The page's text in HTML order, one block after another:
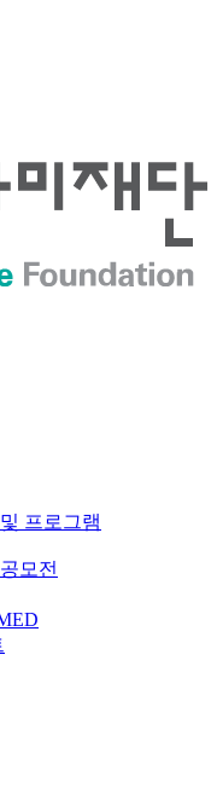
프로그램
모전